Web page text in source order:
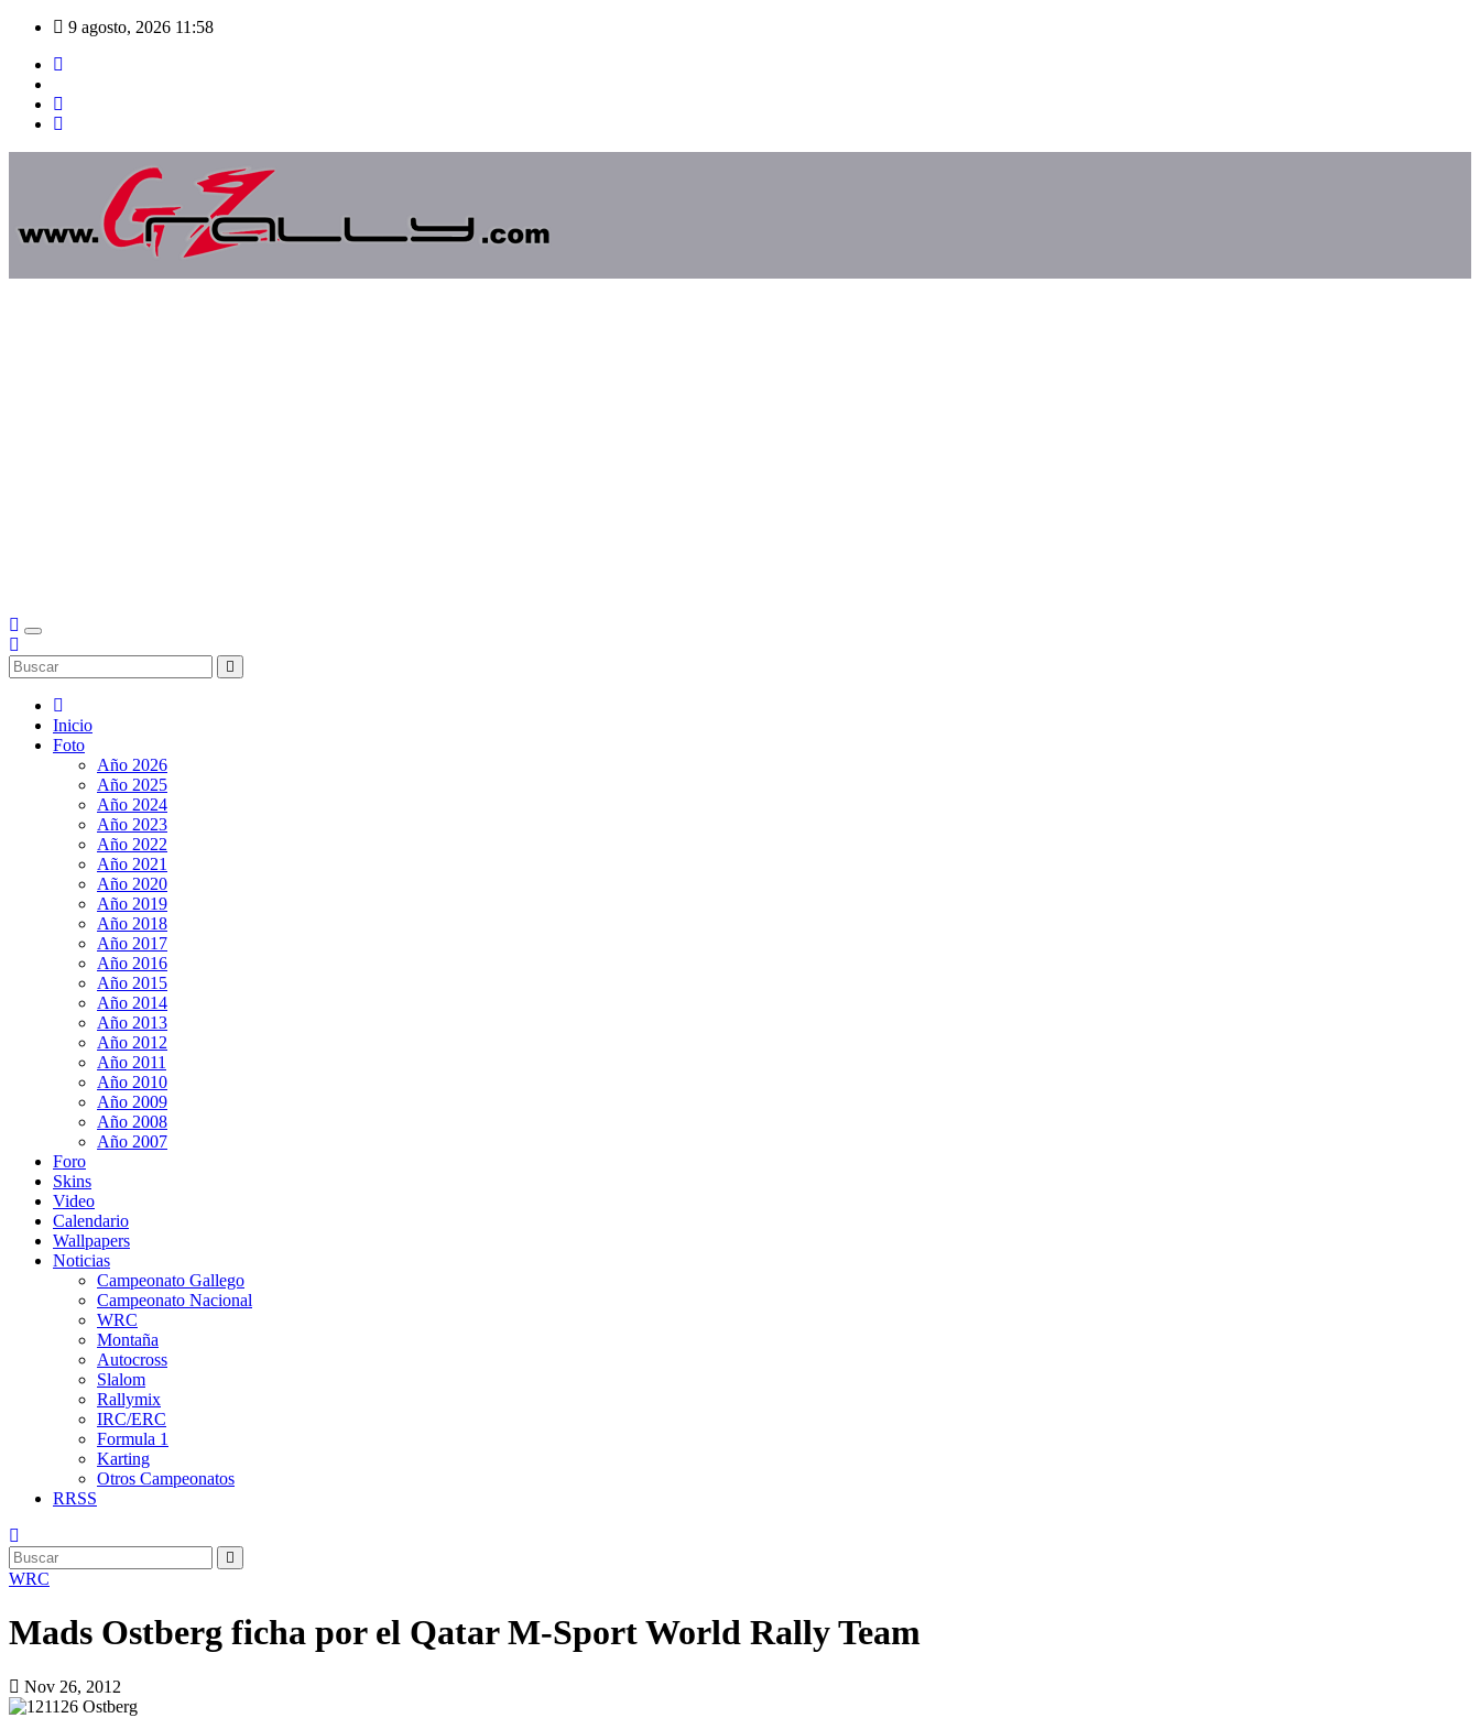
Saltar
contenido
9 agosto, 2026 11:58
Inicio
Foto
Año 2026
Año 2025
Año 2024
Año 2023
Año 2022
Año 2021
Año 2020
Año 2019
Año 2018
Año 2017
Año 2016
Año 2015
Año 2014
Año 2013
Año 2012
Año 2011
Año 2010
Año 2009
Año 2008
Año 2007
Foro
Skins
Video
Calendario
Wallpapers
Noticias
Campeonato Gallego
Campeonato Nacional
WRC
Montaña
Autocross
Slalom
Rallymix
IRC/ERC
Formula 1
Karting
Otros Campeonatos
RRSS
WRC
Mads Ostberg ficha por el Qatar M-Sport World Rally Team
Nov 26, 2012